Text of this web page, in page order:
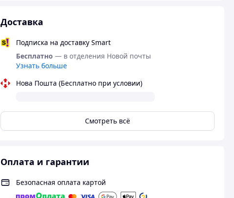
Доставка
Подписка на доставку Smart
Бесплатно — в отделения Новой почты
Узнать больше
Нова Пошта (Бесплатно при условии)
Смотреть всё
Оплата и гарантии
Безопасная оплата картой